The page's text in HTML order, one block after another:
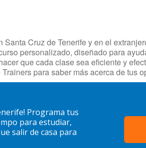
Cruz de Tenerife y en el
personalizado, diseñado para
que cada clase sea eficiente y
para saber más acerca de tus
Programa tus
para estudiar,
salir de casa para